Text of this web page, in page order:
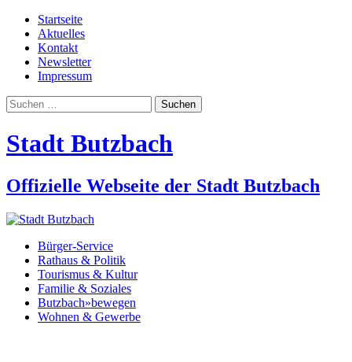
Startseite
Aktuelles
Kontakt
Newsletter
Impressum
Suchen
nach:
Stadt Butzbach
Offizielle Webseite der Stadt Butzbach
Bürger-Service
Rathaus & Politik
Tourismus & Kultur
Familie & Soziales
Butzbach»bewegen
Wohnen & Gewerbe